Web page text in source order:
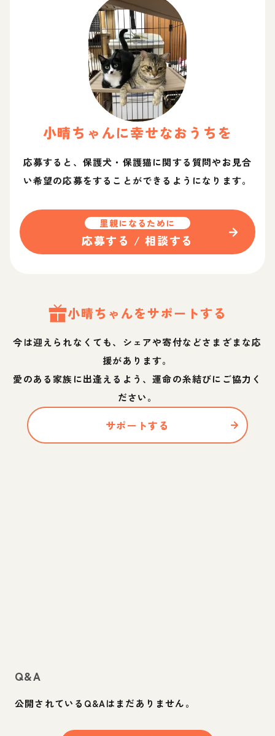
小晴ちゃんに幸せなおうちを
応募すると、保護犬・保護猫に関する質問やお見合
い希望の応募をすることができるようになります。
里親になるために
応募する / 相談する
小晴ちゃんをサポートする
今は迎えられなくても、シェアや寄付などさまざまな応
援があります。
愛のある家族に出逢えるよう、運命の糸結びにご協力く
ださい。
サポートする
Q&A
公開されているQ&Aはまだありません。